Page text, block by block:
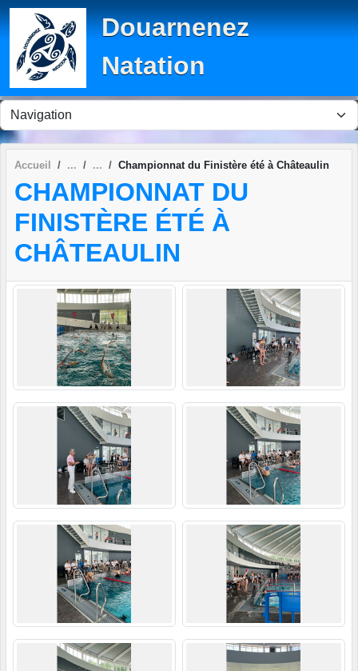
Douarnenez
Natation
Accueil Championnat du Finistère été à Châteaulin
CHAMPIONNAT DU
FINISTÈRE ÉTÉ À
CHÂTEAULIN
Panneau de gestion des cookies